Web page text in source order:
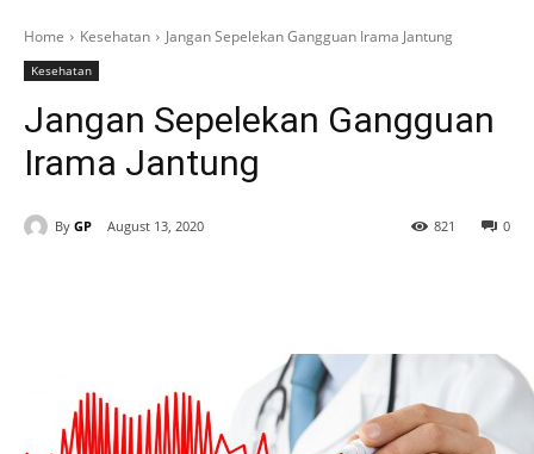
Home Kesehatan Jangan Sepelekan Gangguan Irama Jantung
Kesehatan
Jangan Sepelekan Gangguan
Irama Jantung
By GP August 13, 2020 0
821